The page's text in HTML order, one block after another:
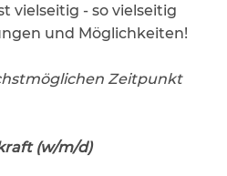
vielseitig - so vielseitig
und Möglichkeiten!
Zeitpunkt
(w/m/d)